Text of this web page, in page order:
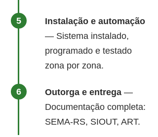
Instalação e automação
— Sistema instalado,
programado e testado
zona por zona.
Outorga e entrega —
Documentação completa:
SEMA-RS, SIOUT, ART.